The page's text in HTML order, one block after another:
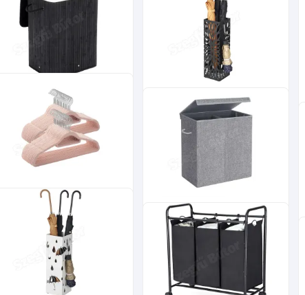
50 db, fehér
13 500
110x30x110cm
13 500
Bambusz kosár
szennyestartó 72L, fekete
14 100
mintás, akasztókkal, fekete
15x15x49cm
14 300
Bársony vállfa,
csúszásmentes ruhaakasztó
50 db, rózsaszín
15 200
Szennyestartó 2 rekeszes,
mágneses fedéllel 2x71L,
szürke
16 200